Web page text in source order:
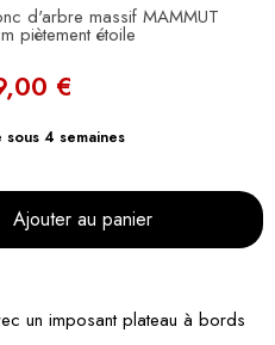
d'arbre massif MAMMUT
piètement étoile
€
sous 4 semaines
Ajouter au panier
un imposant plateau à bords